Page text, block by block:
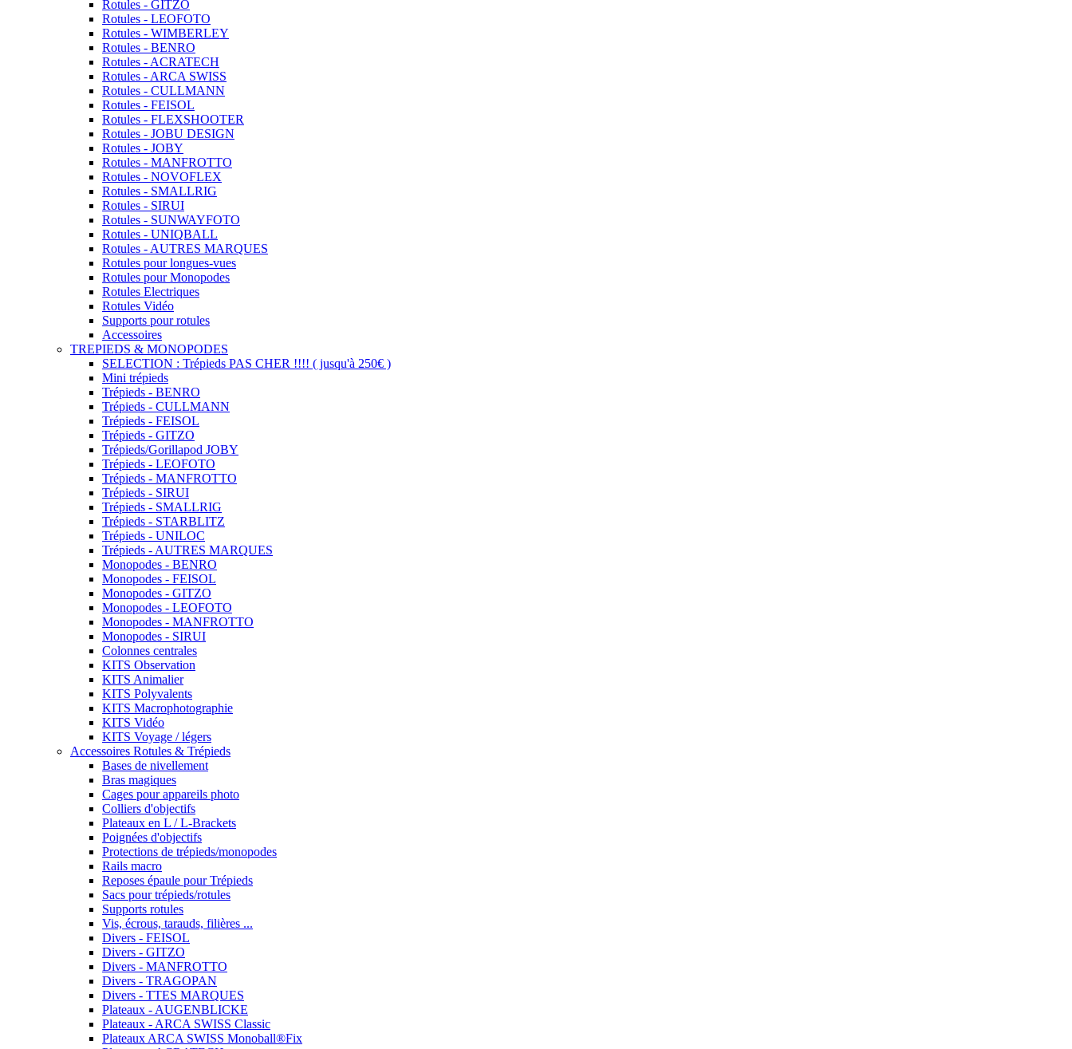
Rotules - GITZO
Rotules - LEOFOTO
Rotules - WIMBERLEY
Rotules - BENRO
Rotules - ACRATECH
Rotules - ARCA SWISS
Rotules - CULLMANN
Rotules - FEISOL
Rotules - FLEXSHOOTER
Rotules - JOBU DESIGN
Rotules - JOBY
Rotules - MANFROTTO
Rotules - NOVOFLEX
Rotules - SMALLRIG
Rotules - SIRUI
Rotules - SUNWAYFOTO
Rotules - UNIQBALL
Rotules - AUTRES MARQUES
Rotules pour longues-vues
Rotules pour Monopodes
Rotules Electriques
Rotules Vidéo
Supports pour rotules
Accessoires
TREPIEDS & MONOPODES
SELECTION : Trépieds PAS CHER !!!! ( jusqu'à 250€ )
Mini trépieds
Trépieds - BENRO
Trépieds - CULLMANN
Trépieds - FEISOL
Trépieds - GITZO
Trépieds/Gorillapod JOBY
Trépieds - LEOFOTO
Trépieds - MANFROTTO
Trépieds - SIRUI
Trépieds - SMALLRIG
Trépieds - STARBLITZ
Trépieds - UNILOC
Trépieds - AUTRES MARQUES
Monopodes - BENRO
Monopodes - FEISOL
Monopodes - GITZO
Monopodes - LEOFOTO
Monopodes - MANFROTTO
Monopodes - SIRUI
Colonnes centrales
KITS Observation
KITS Animalier
KITS Polyvalents
KITS Macrophotographie
KITS Vidéo
KITS Voyage / légers
Accessoires Rotules & Trépieds
Bases de nivellement
Bras magiques
Cages pour appareils photo
Colliers d'objectifs
Plateaux en L / L-Brackets
Poignées d'objectifs
Protections de trépieds/monopodes
Rails macro
Reposes épaule pour Trépieds
Sacs pour trépieds/rotules
Supports rotules
Vis, écrous, tarauds, filières ...
Divers - FEISOL
Divers - GITZO
Divers - MANFROTTO
Divers - TRAGOPAN
Divers - TTES MARQUES
Plateaux - AUGENBLICKE
Plateaux - ARCA SWISS Classic
Plateaux ARCA SWISS Monoball®Fix